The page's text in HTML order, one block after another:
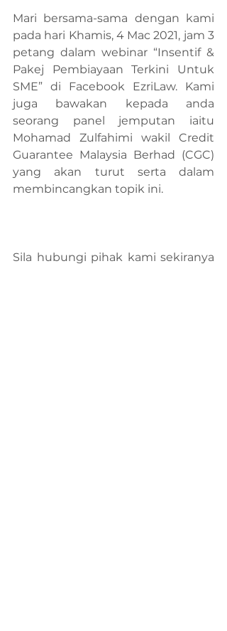
Mari bersama-sama dengan kami
pada hari Khamis, 4 Mac 2021, jam 3
petang dalam webinar “Insentif &
Pakej Pembiayaan Terkini Untuk
SME” di Facebook EzriLaw. Kami
juga bawakan kepada anda
seorang panel jemputan iaitu
Mohamad Zulfahimi wakil Credit
Guarantee Malaysia Berhad (CGC)
yang akan turut serta dalam
membincangkan topik ini.
Sila hubungi pihak kami sekiranya